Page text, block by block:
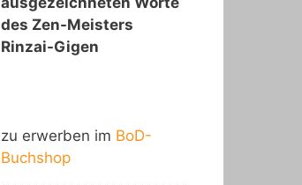
des Zen-Meisters
Rinzai-Gigen
zu erwerben im BoD-
Buchshop